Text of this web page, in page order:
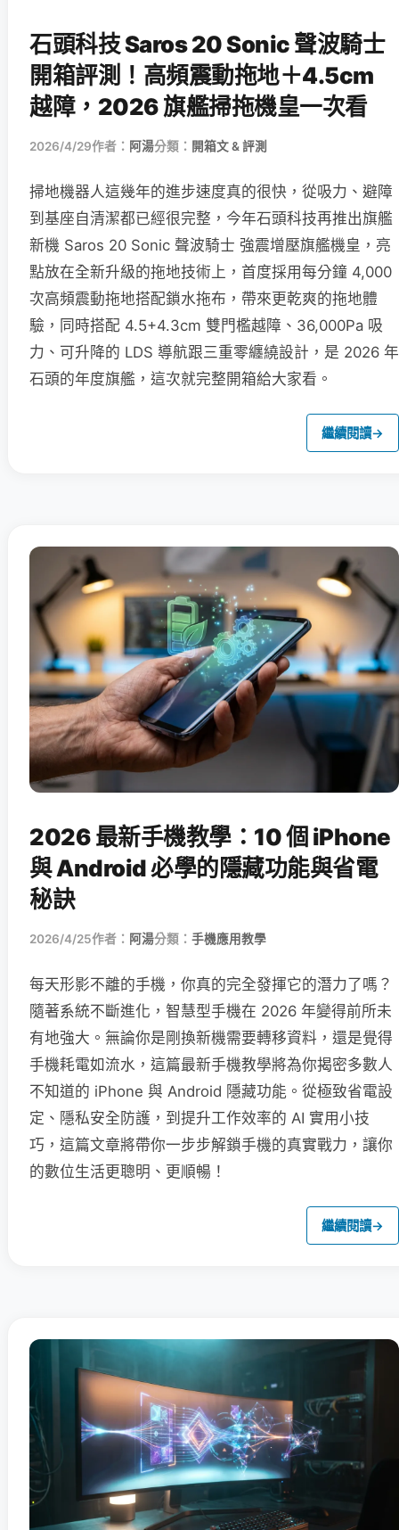
石頭科技 Saros 20 Sonic 聲波騎士
開箱評測！高頻震動拖地＋4.5cm
越障，2026 旗艦掃拖機皇一次看
2026/4/29作者： 阿湯分類： 開箱文 & 評測
掃地機器人這幾年的進步速度真的很快，從吸力、避障
到基座自清潔都已經很完整，今年石頭科技再推出旗艦
新機 Saros 20 Sonic 聲波騎士 強震增壓旗艦機皇，亮
點放在全新升級的拖地技術上，首度採用每分鐘 4,000
次高頻震動拖地搭配鎖水拖布，帶來更乾爽的拖地體
驗，同時搭配 4.5+4.3cm 雙門檻越障、36,000Pa 吸
力、可升降的 LDS 導航跟三重零纏繞設計，是 2026 年
石頭的年度旗艦，這次就完整開箱給大家看。
繼續閱讀→
2026 最新手機教學：10 個 iPhone
與 Android 必學的隱藏功能與省電
秘訣
2026/4/25作者： 阿湯分類： 手機應用教學
每天形影不離的手機，你真的完全發揮它的潛力了嗎？
隨著系統不斷進化，智慧型手機在 2026 年變得前所未
有地強大。無論你是剛換新機需要轉移資料，還是覺得
手機耗電如流水，這篇最新手機教學將為你揭密多數人
不知道的 iPhone 與 Android 隱藏功能。從極致省電設
定、隱私安全防護，到提升工作效率的 AI 實用小技
巧，這篇文章將帶你一步步解鎖手機的真實戰力，讓你
的數位生活更聰明、更順暢！
繼續閱讀→